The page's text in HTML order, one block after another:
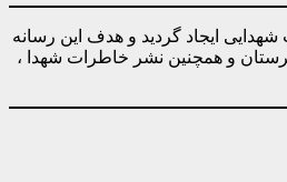
شهدایی ایجاد گردید و هدف این رسانه
و همچنین نشر خاطرات شهدا ،